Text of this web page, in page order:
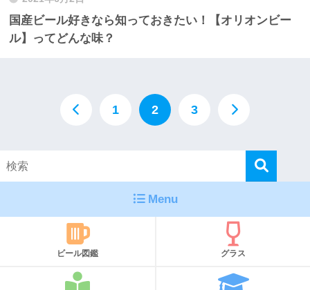
国産ビール好きなら知っておきたい！【オリオンビー
ル】ってどんな味？
1 2 3
Menu
ビール図鑑 グラス